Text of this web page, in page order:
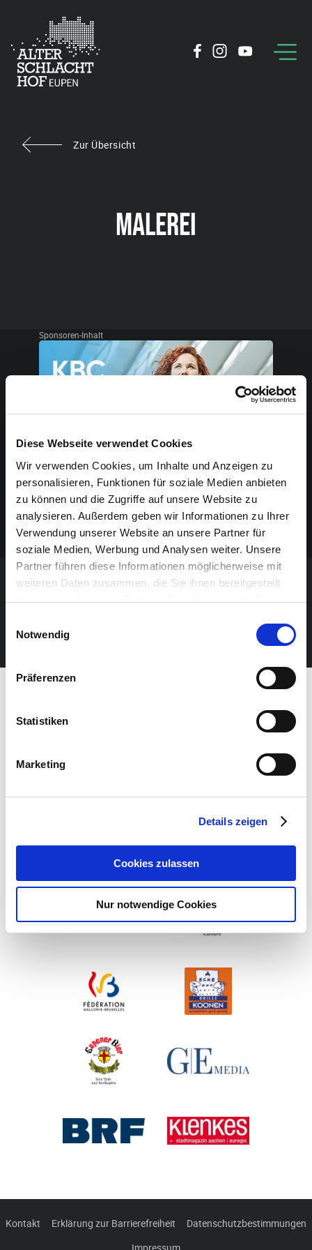
Diese Webseite verwendet Cookies
Wir verwenden Cookies, um Inhalte und Anzeigen zu
personalisieren, Funktionen für soziale Medien anbieten
zu können und die Zugriffe auf unsere Website zu
analysieren. Außerdem geben wir Informationen zu Ihrer
Verwendung unserer Website an unsere Partner für
soziale Medien, Werbung und Analysen weiter. Unsere
Partner führen diese Informationen möglicherweise mit
weiteren Daten zusammen, die Sie ihnen bereitgestellt
haben oder die sie im Rahmen Ihrer Nutzung der Dienste
Notwendig
Präferenzen
Statistiken
Marketing
Details zeigen
Cookies zulassen
Nur notwendige Cookies
Zur Übersicht
MALEREI
Sponsoren-Inhalt
VERANSTALTUNG VERPASST?
JETZT UNSEREN NEWSLETTER ABONNIEREN
Kontakt Erklärung zur Barrierefreiheit
Datenschutzbestimmungen